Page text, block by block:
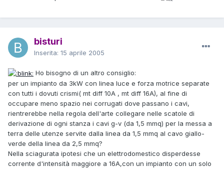
bisturi
Inserita: 15 aprile 2005
Ho bisogno di un altro consiglio:
per un impianto da 3kW con linea luce e forza motrice separate
con tutti i dovuti crismi( mt diff 10A , mt diff 16A), al fine di
occupare meno spazio nei corrugati dove passano i cavi,
rientrerebbe nella regola dell'arte collegare nelle scatole di
derivazione di ogni stanza i cavi g-v (da 1,5 mmq) per la messa a
terra delle utenze servite dalla linea da 1,5 mmq al cavo giallo-
verde della linea da 2,5 mmq?
Nella sciagurata ipotesi che un elettrodomestico disperdesse
corrente d'intensità maggiore a 16A,con un impianto con un solo